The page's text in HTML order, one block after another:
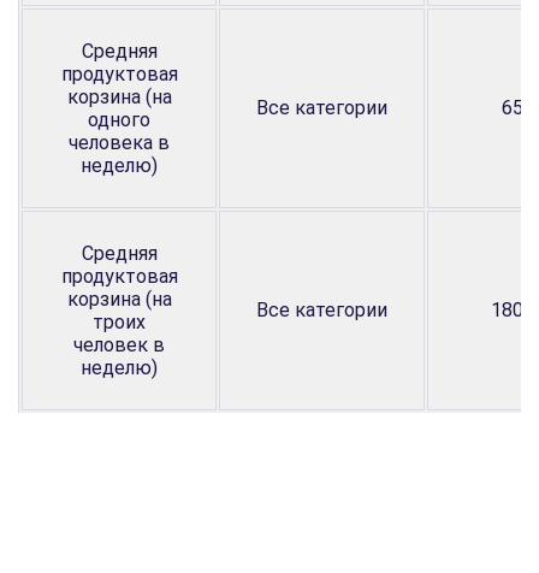
Средняя
продуктовая
корзина (на
одного
человека в
неделю)
Все категории
Средняя
продуктовая
корзина (на
троих
человек в
неделю)
Все категории